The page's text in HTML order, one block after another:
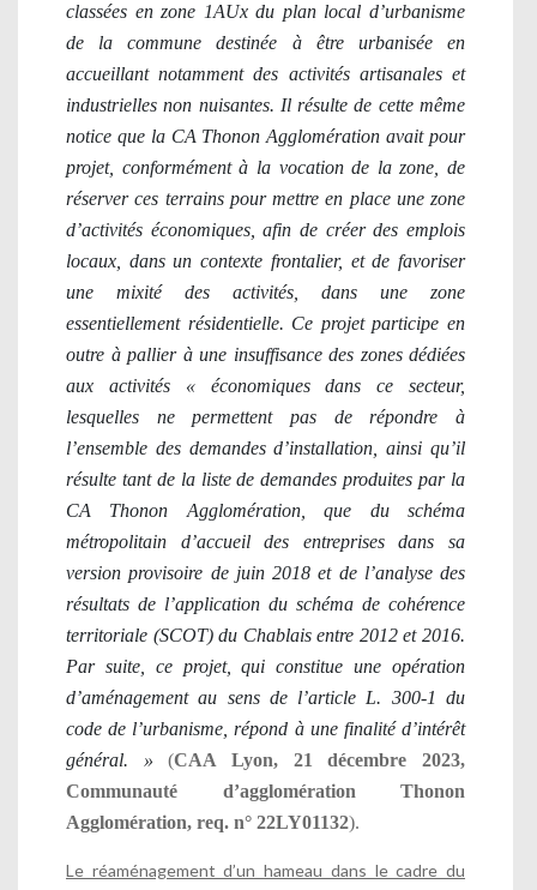
classées en zone 1AUx du plan local d’urbanisme
de la commune destinée à être urbanisée en
accueillant notamment des activités artisanales et
industrielles non nuisantes. Il résulte de cette même
notice que la CA Thonon Agglomération avait pour
projet, conformément à la vocation de la zone, de
réserver ces terrains pour mettre en place une zone
d’activités économiques, afin de créer des emplois
locaux, dans un contexte frontalier, et de favoriser
une mixité des activités, dans une zone
essentiellement résidentielle. Ce projet participe en
outre à pallier à une insuffisance des zones dédiées
aux activités « économiques dans ce secteur,
lesquelles ne permettent pas de répondre à
l’ensemble des demandes d’installation, ainsi qu’il
résulte tant de la liste de demandes produites par la
CA Thonon Agglomération, que du schéma
métropolitain d’accueil des entreprises dans sa
version provisoire de juin 2018 et de l’analyse des
résultats de l’application du schéma de cohérence
territoriale (SCOT) du Chablais entre 2012 et 2016.
Par suite, ce projet, qui constitue une opération
d’aménagement au sens de l’article L. 300-1 du
code de l’urbanisme, répond à une finalité d’intérêt
général. » (CAA Lyon, 21 décembre 2023,
Communauté d’agglomération Thonon
Agglomération, req. n° 22LY01132).
Le réaménagement d’un hameau dans le cadre du